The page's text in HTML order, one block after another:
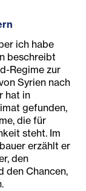
ich habe
beschreibt
Regime zur
Syrien nach
hat in
gefunden,
die für
steht. Im
erzählt er
den
den Chancen,